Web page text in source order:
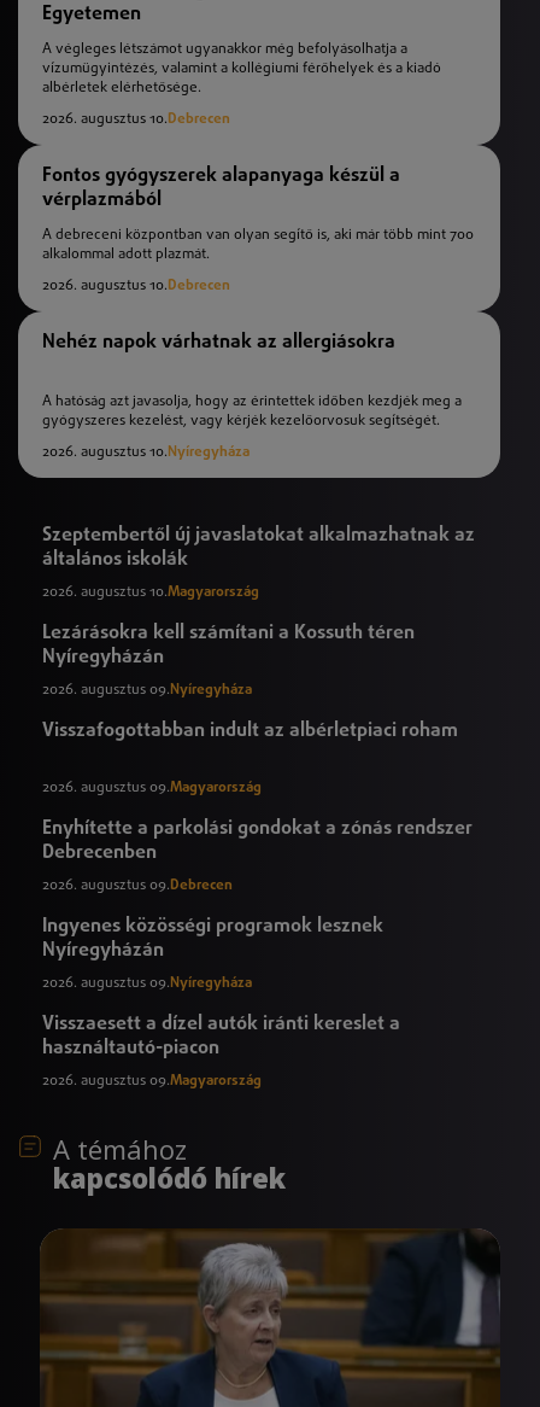
Egyetemen
A végleges létszámot ugyanakkor még befolyásolhatja a
vízumügyintézés, valamint a kollégiumi férőhelyek és a kiadó
albérletek elérhetősége.
2026. augusztus 10.Debrecen
Fontos gyógyszerek alapanyaga készül a
vérplazmából
A debreceni központban van olyan segítő is, aki már több mint 700
alkalommal adott plazmát.
2026. augusztus 10.Debrecen
Nehéz napok várhatnak az allergiásokra
A hatóság azt javasolja, hogy az érintettek időben kezdjék meg a
gyógyszeres kezelést, vagy kérjék kezelőorvosuk segítségét.
2026. augusztus 10. Nyíregyháza
Szeptembertől új javaslatokat alkalmazhatnak az
általános iskolák
2026. augusztus 10.Magyarország
Lezárásokra kell számítani a Kossuth téren
Nyíregyházán
2026. augusztus 09. Nyíregyháza
Visszafogottabban indult az albérletpiaci roham
2026. augusztus 09.Magyarország
Enyhítette a parkolási gondokat a zónás rendszer
Debrecenben
2026. augusztus 09.Debrecen
Ingyenes közösségi programok lesznek
Nyíregyházán
2026. augusztus 09. Nyíregyháza
Visszaesett a dízel autók iránti kereslet a
használtautó-piacon
2026. augusztus 09.Magyarország
A témához
kapcsolódó hírek